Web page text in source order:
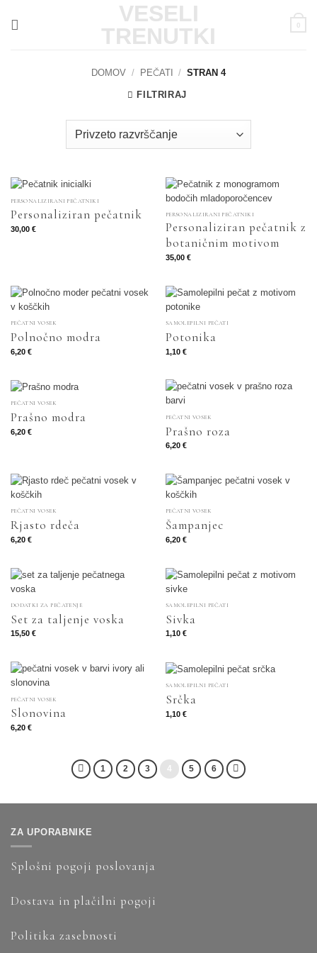
VESELI
TRENUTKI
0
DOMOV / PEČATI / STRAN 4
FILTRIRAJ
PERSONALIZIRANI PEČATNIKI
Personaliziran pečatnik
30,00 €
PERSONALIZIRANI PEČATNIKI
Personaliziran pečatnik z
botaničnim motivom
35,00 €
PEČATNI VOSEK
Polnočno modra
6,20 €
SAMOLEPILNI PEČATI
Potonika
1,10 €
PEČATNI VOSEK
Prašno modra
6,20 €
PEČATNI VOSEK
Prašno roza
6,20 €
PEČATNI VOSEK
Rjasto rdeča
6,20 €
PEČATNI VOSEK
Šampanjec
6,20 €
DODATKI ZA PEČATENJE
Set za taljenje voska
15,50 €
SAMOLEPILNI PEČATI
Sivka
1,10 €
PEČATNI VOSEK
Slonovina
6,20 €
SAMOLEPILNI PEČATI
Srčka
1,10 €
1 2 3 4 5 6
ZA UPORABNIKE
Splošni pogoji poslovanja
Dostava in plačilni pogoji
Politika zasebnosti